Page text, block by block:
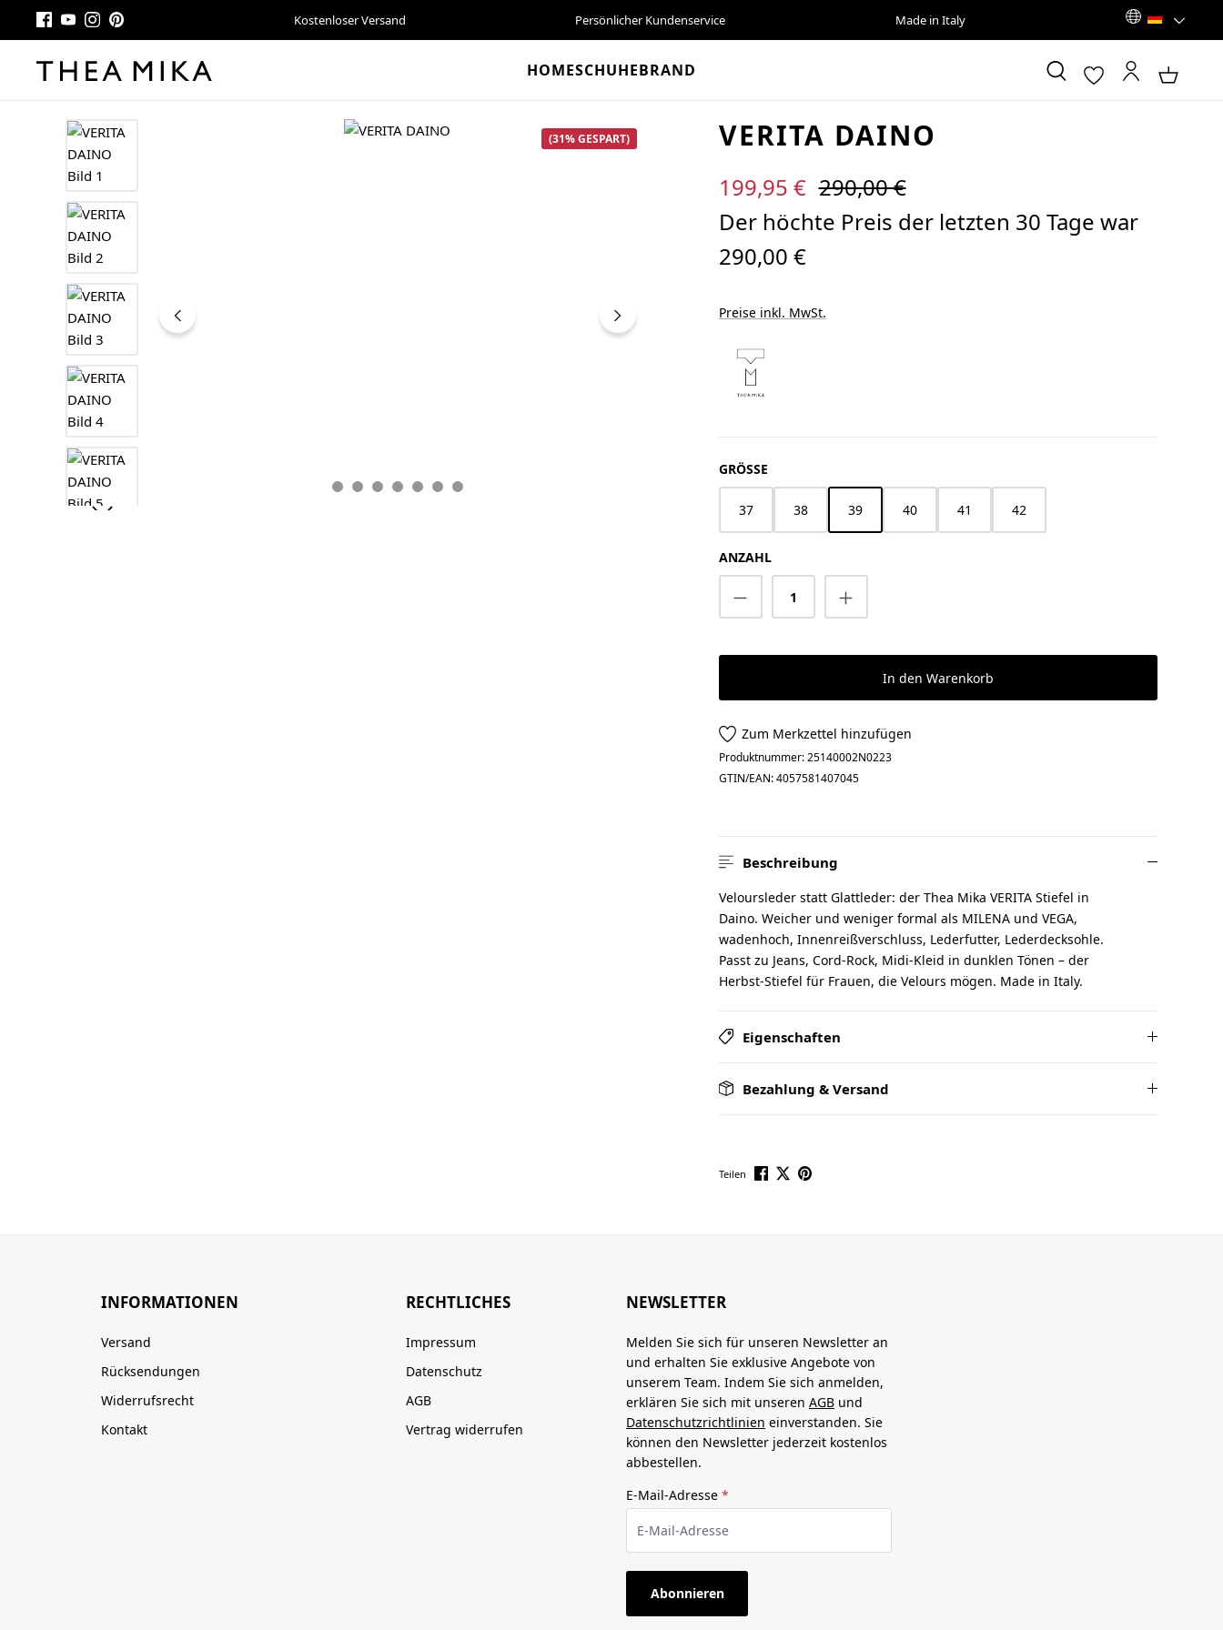
Kostenloser Versand Persönlicher Kundenservice Made in Italy
HOMESCHUHEBRAND
Bildergalerie überspringen
(31% GESPART) VERITA DAINO
Verkaufspreis:
199,95 € Regulärer Preis:
290,00 €
Der höchte Preis der letzten 30 Tage war
290,00 €
Preise inkl. MwSt.
GRÖSSE AUSWÄHLEN
37 38 39 40 41 42
ANZAHL
Produkt Anzahl: Gib den gewünschten Wert
In den Warenkorb
Zum Merkzettel hinzufügen
Produktnummer:25140002N0223
GTIN/EAN:4057581407045
Beschreibung
Veloursleder statt Glattleder: der Thea Mika VERITA Stiefel in
Daino. Weicher und weniger formal als MILENA und VEGA,
wadenhoch, Innenreißverschluss, Lederfutter, Lederdecksohle.
Passt zu Jeans, Cord-Rock, Midi-Kleid in dunklen Tönen – der
Herbst-Stiefel für Frauen, die Velours mögen. Made in Italy.
Eigenschaften
Bezahlung & Versand
Teilen
INFORMATIONEN
Versand
Rücksendungen
Widerrufsrecht
Kontakt
RECHTLICHES
Impressum
Datenschutz
AGB
Vertrag widerrufen
NEWSLETTER
Melden Sie sich für unseren Newsletter an
und erhalten Sie exklusive Angebote von
unserem Team. Indem Sie sich anmelden,
erklären Sie sich mit unseren AGB und
Datenschutzrichtlinien einverstanden. Sie
können den Newsletter jederzeit kostenlos
abbestellen.
E-Mail-Adresse *
Abonnieren